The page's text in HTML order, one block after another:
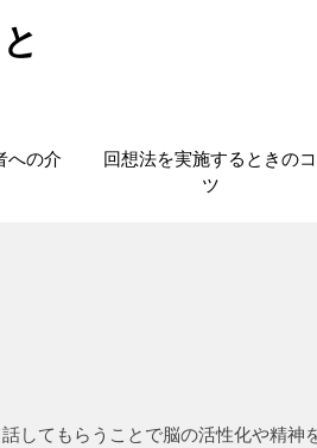
への介
回想法を実施するときのコ
ツ
してもらうことで脳の活性化や精神